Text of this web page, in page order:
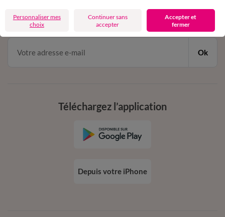
dès 20€ d’achat
conditions dans votre email de confirmation
Ok
Téléchargez l’application
Depuis votre iPhone
Personnaliser mes
choix
Continuer sans
accepter
Accepter et
fermer